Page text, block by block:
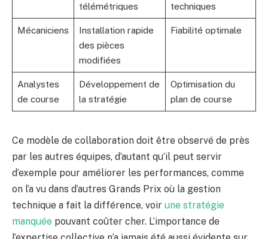
télémétriques
techniques
Mécaniciens
Installation rapide
des pièces
modifiées
Fiabilité optimale
Analystes
de course
Développement de
la stratégie
Optimisation du
plan de course
Ce modèle de collaboration doit être observé de près
par les autres équipes, d’autant qu’il peut servir
d’exemple pour améliorer les performances, comme
on l’a vu dans d’autres Grands Prix où la gestion
technique a fait la différence, voir une stratégie
manquée pouvant coûter cher. L’importance de